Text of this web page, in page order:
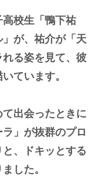
校生「鴨下祐
が、祐介が「天
る姿を見て、彼
ています。
出会ったときに
」が抜群のプロ
、ドキッとする
した。